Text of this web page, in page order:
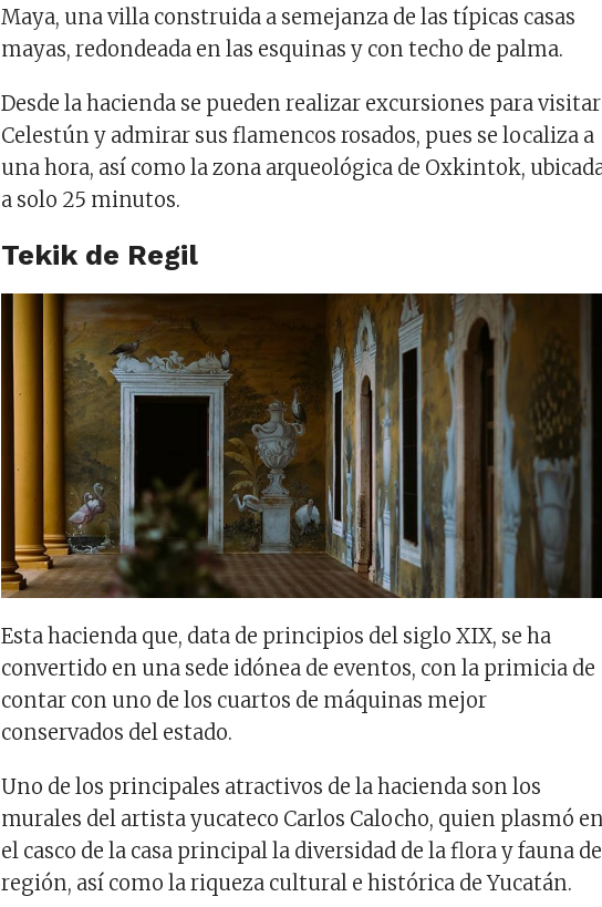
Maya, una villa construida a semejanza de las típicas casas
mayas, redondeada en las esquinas y con techo de palma.
Desde la hacienda se pueden realizar excursiones para visitar
Celestún y admirar sus flamencos rosados, pues se localiza a
una hora, así como la zona arqueológica de Oxkintok,
a solo 25 minutos.
Tekik de Regil
Esta hacienda que, data de principios del siglo XIX, se ha
convertido en una sede idónea de eventos, con la primicia de
contar con uno de los cuartos de máquinas mejor
conservados del estado.
Uno de los principales atractivos de la hacienda son los
murales del artista yucateco Carlos Calocho, quien plasmó en
el casco de la casa principal la diversidad de la flora y fauna de
región, así como la riqueza cultural e histórica de Yucatán.